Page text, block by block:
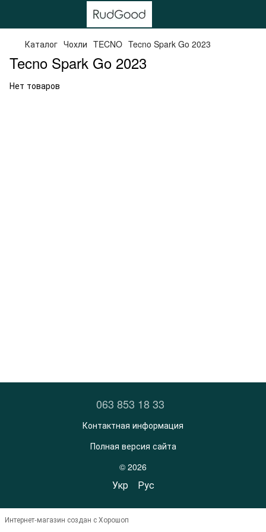
Каталог Чохли TECNO Tecno Spark Go 2023
Tecno Spark Go 2023
Нет товаров
063 853 18 33
Контактная информация
Полная версия сайта
© 2026
Укр Рус
Интернет-магазин создан с Хорошоп